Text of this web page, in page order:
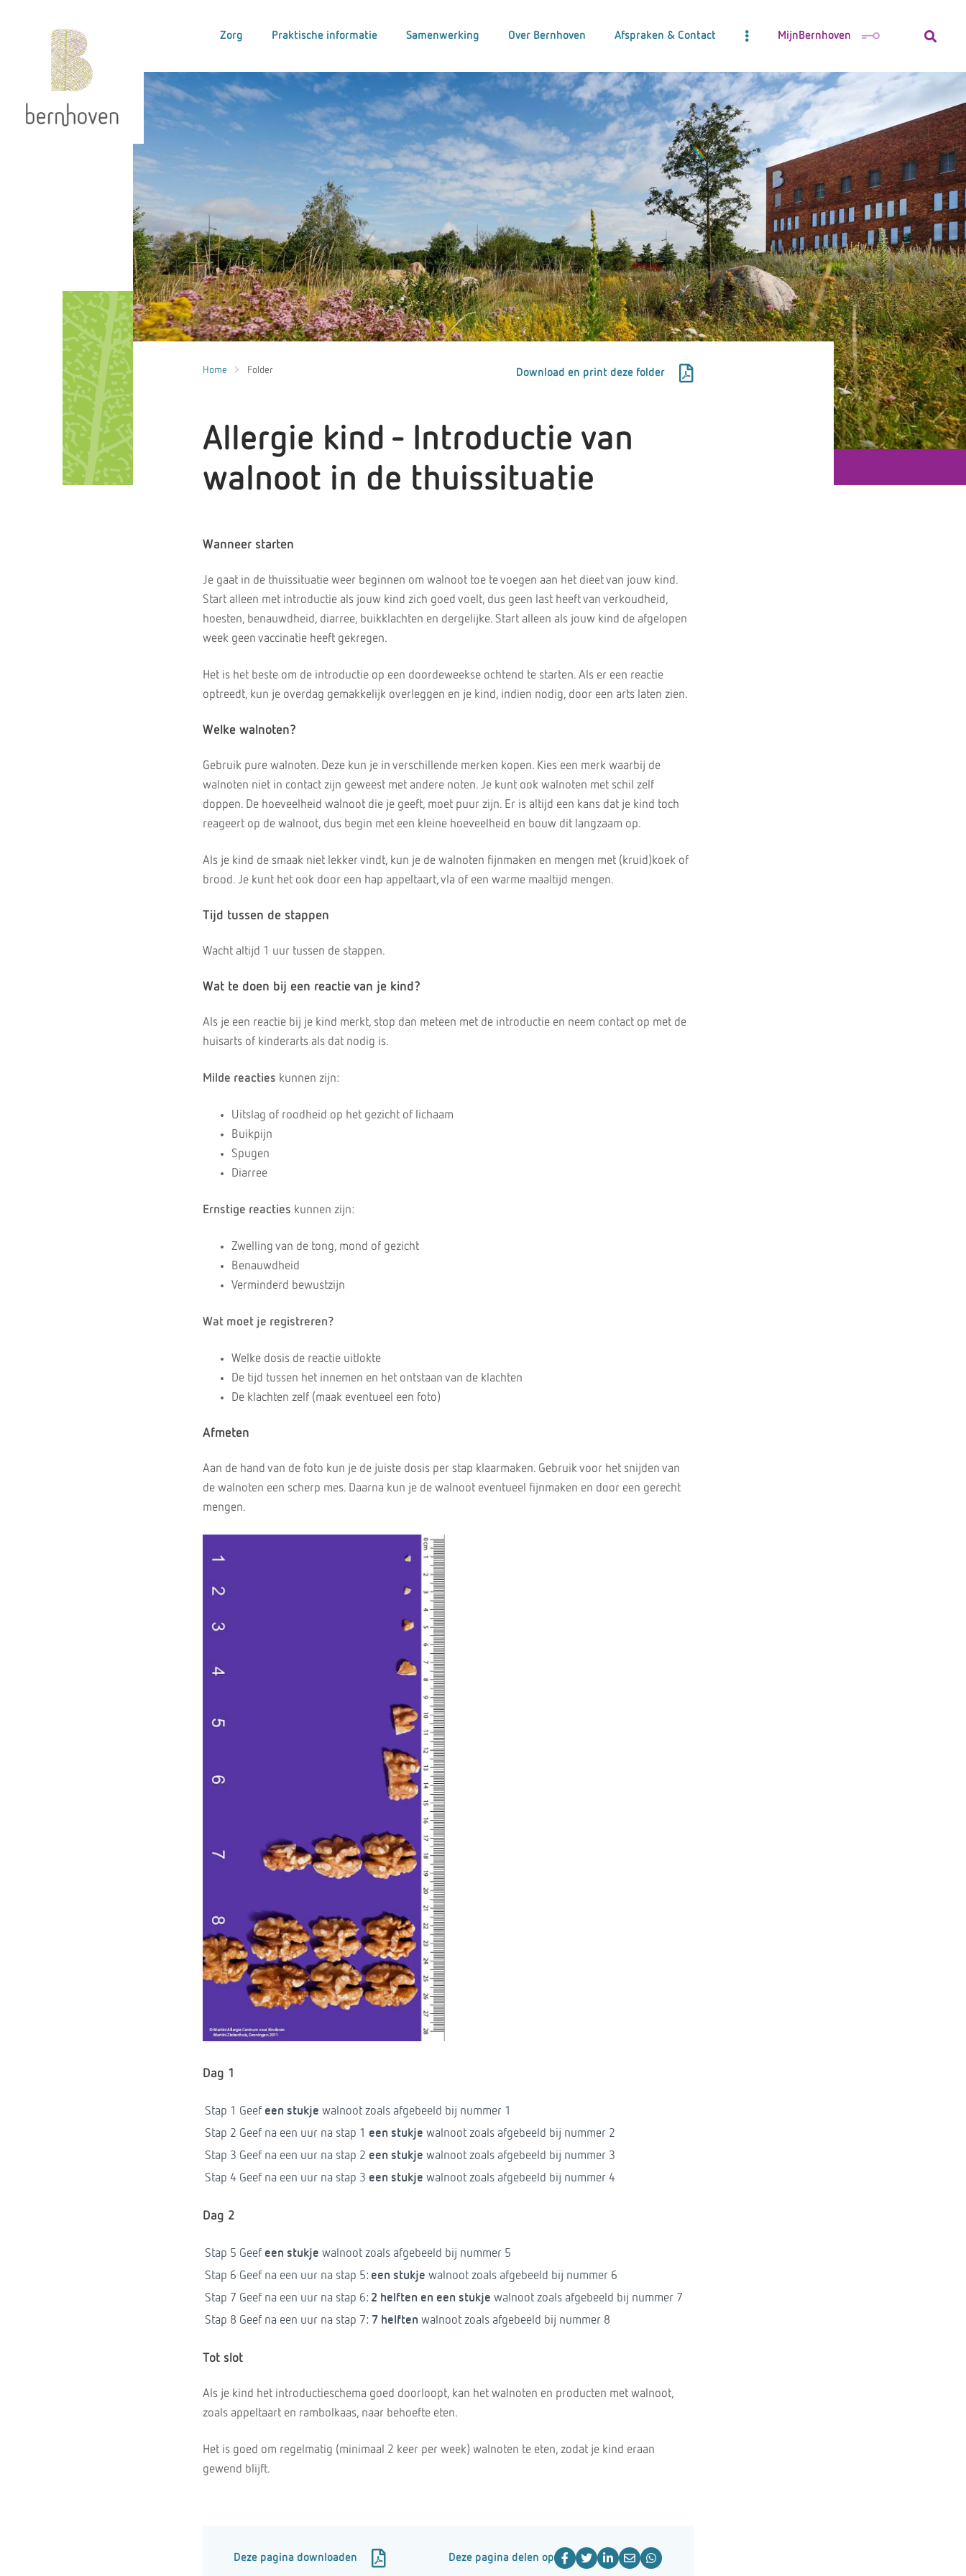
Zorg Praktische informatie Samenwerking Over Bernhoven Afspraken & Contact MijnBernhoven
Home Folder Download en print deze folder
Allergie kind - Introductie van
walnoot in de thuissituatie
Wanneer starten
Je gaat in de thuissituatie weer beginnen om walnoot toe te voegen aan het dieet van jouw kind.
Start alleen met introductie als jouw kind zich goed voelt, dus geen last heeft van verkoudheid,
hoesten, benauwdheid, diarree, buikklachten en dergelijke. Start alleen als jouw kind de afgelopen
week geen vaccinatie heeft gekregen.
Het is het beste om de introductie op een doordeweekse ochtend te starten. Als er een reactie
optreedt, kun je overdag gemakkelijk overleggen en je kind, indien nodig, door een arts laten zien.
Welke walnoten?
Gebruik pure walnoten. Deze kun je in verschillende merken kopen. Kies een merk waarbij de
walnoten niet in contact zijn geweest met andere noten. Je kunt ook walnoten met schil zelf
doppen. De hoeveelheid walnoot die je geeft, moet puur zijn. Er is altijd een kans dat je kind toch
reageert op de walnoot, dus begin met een kleine hoeveelheid en bouw dit langzaam op.
Als je kind de smaak niet lekker vindt, kun je de walnoten fijnmaken en mengen met (kruid)koek of
brood. Je kunt het ook door een hap appeltaart, vla of een warme maaltijd mengen.
Tijd tussen de stappen
Wacht altijd 1 uur tussen de stappen.
Wat te doen bij een reactie van je kind?
Als je een reactie bij je kind merkt, stop dan meteen met de introductie en neem contact op met de
huisarts of kinderarts als dat nodig is.
Milde reacties kunnen zijn:
Uitslag of roodheid op het gezicht of lichaam
Buikpijn
Spugen
Diarree
Ernstige reacties kunnen zijn:
Zwelling van de tong, mond of gezicht
Benauwdheid
Verminderd bewustzijn
Wat moet je registreren?
Welke dosis de reactie uitlokte
De tijd tussen het innemen en het ontstaan van de klachten
De klachten zelf (maak eventueel een foto)
Afmeten
Aan de hand van de foto kun je de juiste dosis per stap klaarmaken. Gebruik voor het snijden van
de walnoten een scherp mes. Daarna kun je de walnoot eventueel fijnmaken en door een gerecht
mengen.
Dag 1
Stap 1 Geef een stukje walnoot zoals afgebeeld bij nummer 1
Stap 2 Geef na een uur na stap 1 een stukje walnoot zoals afgebeeld bij nummer 2
Stap 3 Geef na een uur na stap 2 een stukje walnoot zoals afgebeeld bij nummer 3
Stap 4 Geef na een uur na stap 3 een stukje walnoot zoals afgebeeld bij nummer 4
Dag 2
Stap 5 Geef een stukje walnoot zoals afgebeeld bij nummer 5
Stap 6 Geef na een uur na stap 5: een stukje walnoot zoals afgebeeld bij nummer 6
Stap 7 Geef na een uur na stap 6: 2 helften en een stukje walnoot zoals afgebeeld bij nummer 7
Stap 8 Geef na een uur na stap 7: 7 helften walnoot zoals afgebeeld bij nummer 8
Tot slot
Als je kind het introductieschema goed doorloopt, kan het walnoten en producten met walnoot,
zoals appeltaart en rambolkaas, naar behoefte eten.
Het is goed om regelmatig (minimaal 2 keer per week) walnoten te eten, zodat je kind eraan
gewend blijft.
Deze pagina downloaden Deze pagina delen op